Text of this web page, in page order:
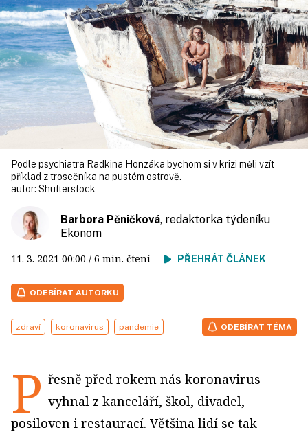
Podle psychiatra Radkina Honzáka bychom si v krizi měli vzít
příklad z trosečníka na pustém ostrově.
autor: Shutterstock
Barbora Pěničková, redaktorka týdeníku
Ekonom
11. 3. 2021 00:00 / 6 min. čtení PŘEHRÁT ČLÁNEK
ODEBÍRAT AUTORKU
zdraví koronavirus pandemie ODEBÍRAT TÉMA
P řesně před rokem nás koronavirus
vyhnal z kanceláří, škol, divadel,
posiloven i restaurací. Většina lidí se tak